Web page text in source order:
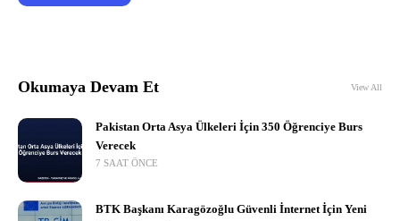
Okumaya Devam Et View All
Pakistan Orta Asya Ülkeleri İçin 350 Öğrenciye Burs
Verecek
7 SAAT ÖNCE
BTK Başkanı Karagözoğlu Güvenli İnternet İçin Yeni